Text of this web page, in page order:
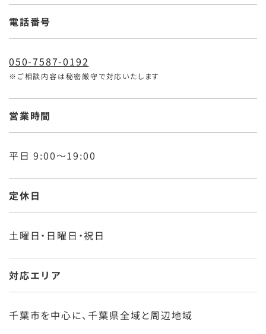
電話番号
050-7587-0192
※ご相談内容は秘密厳守で対応いたします
営業時間
平日 9:00～19:00
定休日
土曜日・日曜日・祝日
対応エリア
千葉市を中心に、千葉県全域と周辺地域